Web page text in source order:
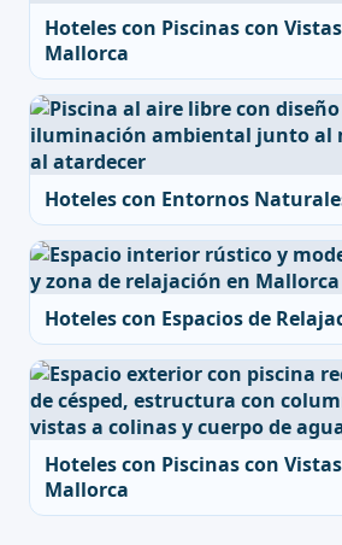
Hoteles con Piscinas con
Mallorca
Hoteles con Entornos
Hoteles con Espacios de
Hoteles con Piscinas con
Mallorca